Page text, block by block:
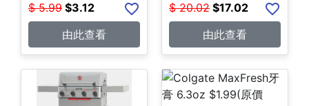
$ 5.99 $3.12
由此查看
$ 20.02 $17.02
由此查看